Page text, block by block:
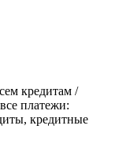
кредитам /
платежи:
кредитные